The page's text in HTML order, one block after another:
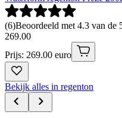
(6)Beoordeeld met 4.3 van de
269.00
Prijs: 269.00 euro
Bekijk alles in regenton